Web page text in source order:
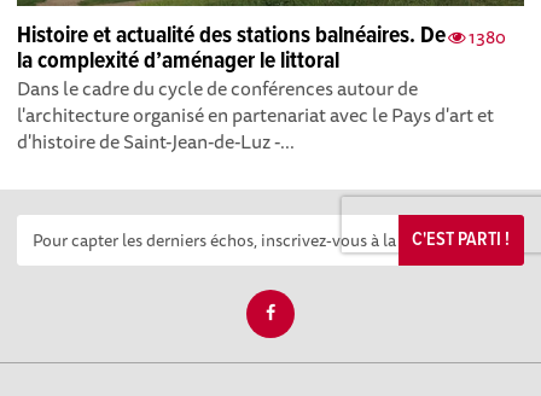
1380
Histoire et actualité des stations balnéaires. De
la complexité d’aménager le littoral
Dans le cadre du cycle de conférences autour de
l'architecture organisé en partenariat avec le Pays d'art et
d'histoire de Saint-Jean-de-Luz -...
C'EST PARTI !